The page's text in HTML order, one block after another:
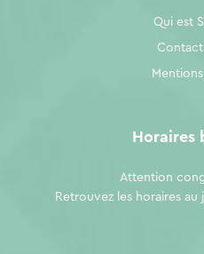
Qui est
Horaires
Attention
Retrouvez les horaires au